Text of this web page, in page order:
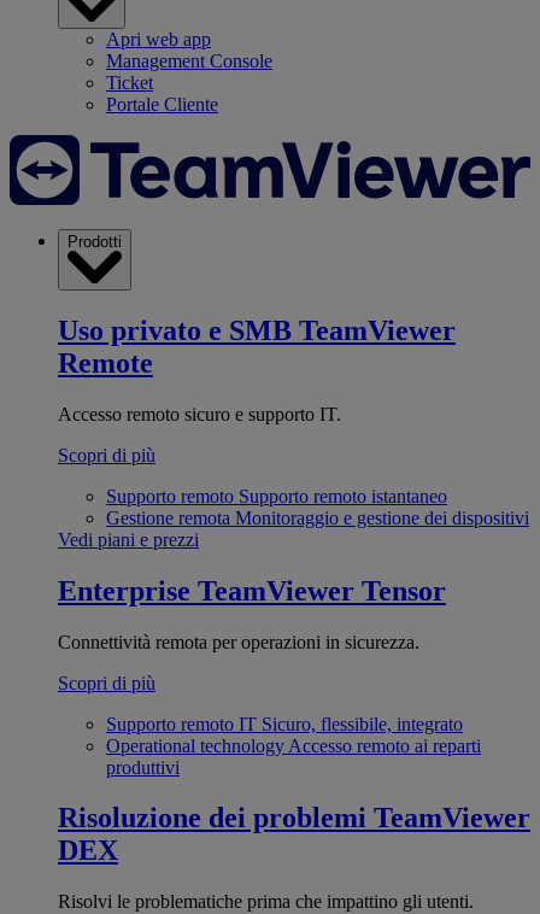
Apri web app
Management Console
Ticket
Portale Cliente
Prodotti
Uso privato e SMB TeamViewer
Remote
Accesso remoto sicuro e supporto IT.
Scopri di più
Supporto remoto Supporto remoto istantaneo
Gestione remota Monitoraggio e gestione dei dispositivi
Vedi piani e prezzi
Enterprise TeamViewer Tensor
Connettività remota per operazioni in sicurezza.
Scopri di più
Supporto remoto IT Sicuro, flessibile, integrato
Operational technology Accesso remoto ai reparti
produttivi
Risoluzione dei problemi TeamViewer
DEX
Risolvi le problematiche prima che impattino gli utenti.